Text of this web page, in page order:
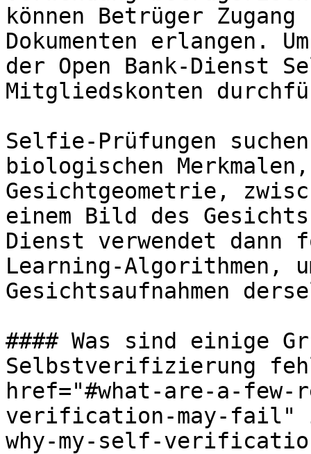
können Betrüger
Dokumenten erlangen.
der Open Bank-Dienst
Mitgliedskonten
Selfie-Prüfungen
biologischen
Gesichtgeometrie,
einem Bild des
Dienst verwendet
Learning-Algorithmen,
Gesichtsaufnahmen
#### Was sind einige
Selbstverifizierung
href="#what-are-a-few-
verification-may-fail"
why-my-self-